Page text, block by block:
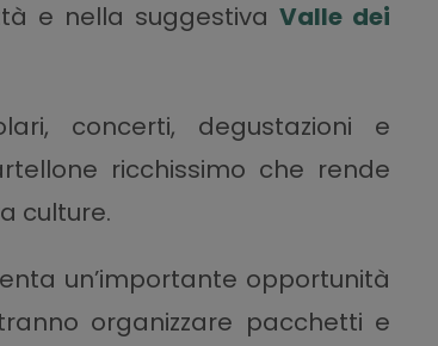
e nella suggestivaValle dei
concerti, degustazioni e
ricchissimo che rende
culture.
un’importante opportunità
organizzare pacchetti e